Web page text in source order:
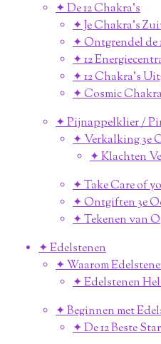
✦ De 12 Chakra's
✦ Je Chakra's
✦ Ontgrendel de
✦ 12
✦ 12 Chakra's
✦ Cosmic
✦ Pijnappelklier /
✦ Verkalking 3e
✦ Klachten
✦ Take Care of
✦ Ontgiften 3e
✦ Tekenen van
✦ Edelstenen
✦ Waarom
✦ Edelstenen
✦ Beginnen met
✦ De 12 Beste